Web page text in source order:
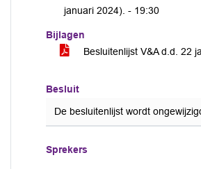
januari 2024). - 19:30
Bijlagen
Besluitenlijst V&A d.d. 22
Besluit
De besluitenlijst wordt
Sprekers